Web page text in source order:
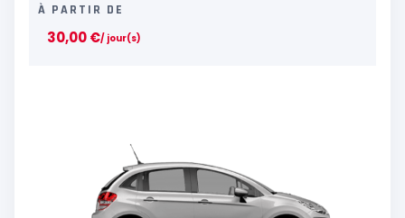
À PARTIR DE
30,00€/ jour(s)